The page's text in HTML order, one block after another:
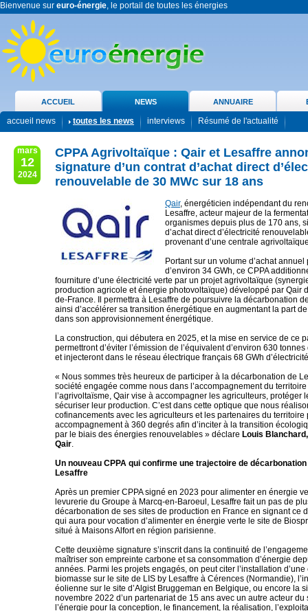
Bienvenue sur euro-énergie, le portail de toutes les énergies
ACCUEIL NEWS ANNUAIRE
accueil news toutes les news interviews Résumé de l'actualité
mars
12
2024
CPPA Agrivoltaïque : Qair et Lesaffre
signature d’un contrat d’achat direct
renouvelable de 30 MWc sur 18 ans
Qair, énergéticien indépendant du
Lesaffre, acteur majeur de la
organismes depuis plus de 170 ans,
d’achat direct d’électricité
provenant d’une centrale
Portant sur un volume d’achat
d’environ 34 GWh, ce CPPA
fourniture d’une électricité verte par un projet agrivoltaïque
production agricole et énergie photovoltaïque) développé par Qair
de-France. Il permettra à Lesaffre de poursuivre la décarbonation
ainsi d’accélérer sa transition énergétique en augmentant la part
dans son approvisionnement énergétique.
La construction, qui débutera en 2025, et la mise en service de ce
permettront d’éviter l’émission de l’équivalent d’environ 630
et injecteront dans le réseau électrique français 68 GWh
« Nous sommes très heureux de participer à la décarbonation de
société engagée comme nous dans l’accompagnement du
l’agrivoltaïsme, Qair vise à accompagner les agriculteurs, protéger
sécuriser leur production. C’est dans cette optique que nous
cofinancements avec les agriculteurs et les partenaires du territoire
accompagnement à 360 degrés afin d’inciter à la transition
par le biais des énergies renouvelables » déclare Louis
Qair.
Un nouveau CPPA qui confirme une trajectoire de
Lesaffre
Après un premier CPPA signé en 2023 pour alimenter en énergie
levurerie du Groupe à Marcq-en-Baroeul, Lesaffre fait un pas de
décarbonation de ses sites de production en France en signant ce
qui aura pour vocation d’alimenter en énergie verte le site de
situé à Maisons Alfort en région parisienne.
Cette deuxième signature s’inscrit dans la continuité de
maîtriser son empreinte carbone et sa consommation d’énergie
années. Parmi les projets engagés, on peut citer l’installation d’une
biomasse sur le site de LIS by Lesaffre à Cérences (Normandie),
éolienne sur le site d’Algist Bruggeman en Belgique, ou encore la
novembre 2022 d’un partenariat de 15 ans avec un autre acteur du
l’énergie pour la conception, le financement, la réalisation,